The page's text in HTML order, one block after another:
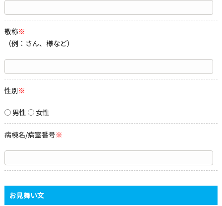
敬称※
（例：さん、様など）
性別※
男性 女性
病棟名/病室番号※
お見舞い文